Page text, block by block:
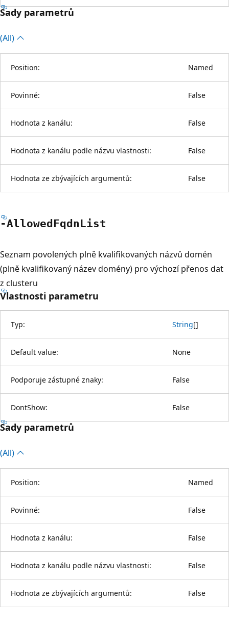
Sady parametrů
(All)
Position: Named
Povinné: False
Hodnota z kanálu: False
Hodnota z kanálu podle názvu vlastnosti: False
Hodnota ze zbývajících argumentů: False
-Allowed FqdnList
Seznam povolených plně kvalifikovaných názvů domén
(plně kvalifikovaný název domény) pro výchozí přenos dat
z clusteru
Vlastnosti parametru
Typ: String[]
Default value: None
Podporuje zástupné znaky: False
DontShow: False
Sady parametrů
(All)
Position: Named
Povinné: False
Hodnota z kanálu: False
Hodnota z kanálu podle názvu vlastnosti: False
Hodnota ze zbývajících argumentů: False